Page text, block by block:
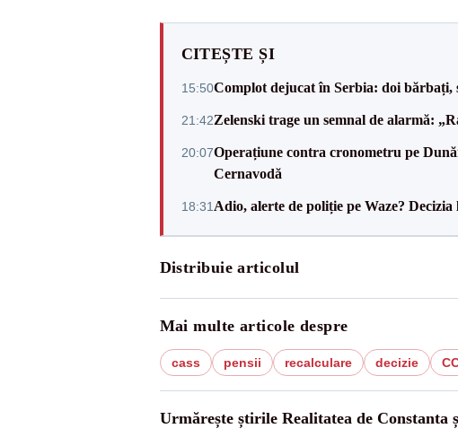
CITEȘTE ȘI
15:50Complot dejucat în Serbia: doi bărbați,
21:42Zelenski trage un semnal de alarmă:
20:07Operațiune contra cronometru pe
Cernavodă
18:31 Adio, alerte de poliție pe Waze?
Distribuie articolul
Mai multe articole despre
cass pensii recalculare decizie
Urmărește știrile Realitatea de Constanta